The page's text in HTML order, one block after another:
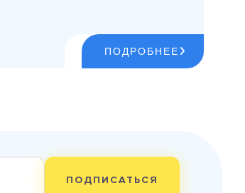
ПОДРОБНЕЕ
ПОДПИСАТЬСЯ